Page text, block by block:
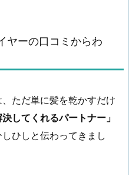
ヤーの口コミからわ
ただ単に髪を乾かすだけ
してくれるパートナー」
ひしと伝わってきまし